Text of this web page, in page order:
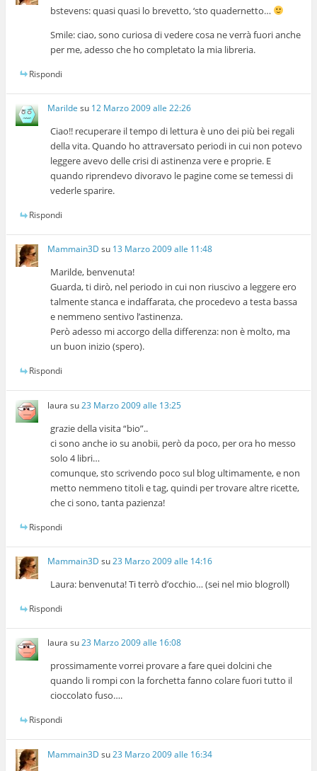
bstevens: quasi quasi lo brevetto, ‘sto quadernetto…
Smile: ciao, sono curiosa di vedere cosa ne verrà fuori anche
per me, adesso che ho completato la mia libreria.
Rispondi
Marilde su 12 Marzo 2009 alle 22:26
Ciao!! recuperare il tempo di lettura è uno dei più bei regali
della vita. Quando ho attraversato periodi in cui non potevo
leggere avevo delle crisi di astinenza vere e proprie. E
quando riprendevo divoravo le pagine come se temessi di
vederle sparire.
Rispondi
Mammain3D su 13 Marzo 2009 alle 11:48
Marilde, benvenuta!
Guarda, ti dirò, nel periodo in cui non riuscivo a leggere ero
talmente stanca e indaffarata, che procedevo a testa bassa
e nemmeno sentivo l’astinenza.
Però adesso mi accorgo della differenza: non è molto, ma
un buon inizio (spero).
Rispondi
laura su23 Marzo 2009 alle 13:25
grazie della visita “bio”..
ci sono anche io su anobii, però da poco, per ora ho messo
solo 4 libri…
comunque, sto scrivendo poco sul blog ultimamente, e non
metto nemmeno titoli e tag, quindi per trovare altre ricette,
che ci sono, tanta pazienza!
Rispondi
Mammain3D su23 Marzo 2009 alle 14:16
Laura: benvenuta! Ti terrò d’occhio… (sei nel mio blogroll)
Rispondi
laura su23 Marzo 2009 alle 16:08
prossimamente vorrei provare a fare quei dolcini che
quando li rompi con la forchetta fanno colare fuori tutto il
cioccolato fuso….
Rispondi
Mammain3D su23 Marzo 2009 alle 16:34